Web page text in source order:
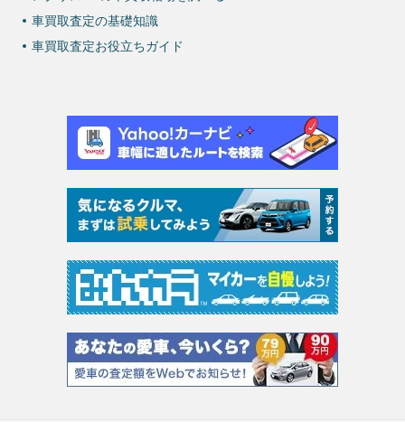
車買取査定の基礎知識
車買取査定お役立ちガイド